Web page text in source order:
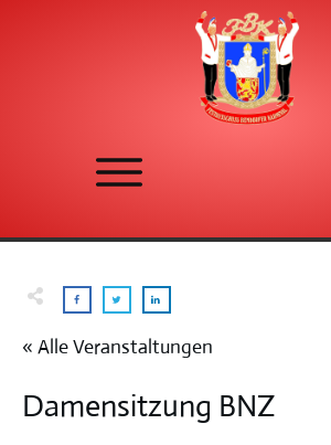
« Alle Veranstaltungen
Damensitzung BNZ